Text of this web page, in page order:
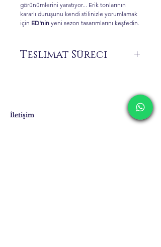
görünümlerini yaratıyor... Erik tonlarının
kararlı duruşunu kendi stilinizle yorumlamak
için ED'nin yeni sezon tasarımlarını keşfedin.
Teslimat Süreci
Teslimat süresi 7 ile 21 iş günü arasında
değişebilmektedir. Yurt dışı teslimatlarında
bu süreler uzayabilmektedir.
İletişim